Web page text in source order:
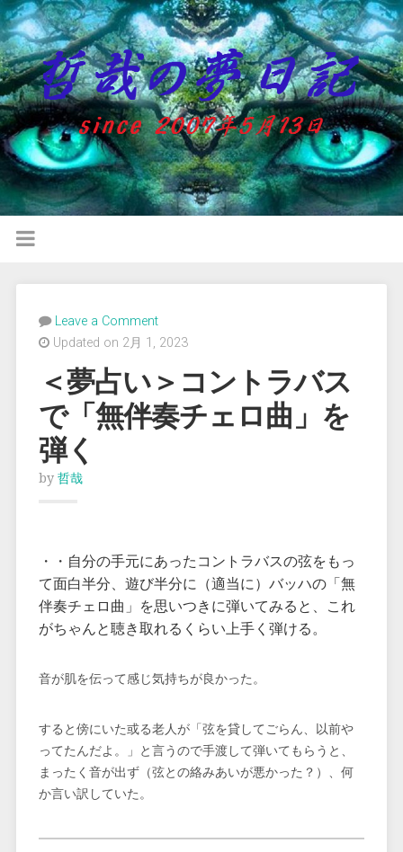
Leave a Comment
Updated on 2月 1, 2023
＜夢占い＞コントラバス
で「無伴奏チェロ曲」を
弾く
by 哲哉
・・自分の手元にあったコントラバスの弦をもっ
て面白半分、遊び半分に（適当に）バッハの「無
伴奏チェロ曲」を思いつきに弾いてみると、これ
がちゃんと聴き取れるくらい上手く弾ける。
音が肌を伝って感じ気持ちが良かった。
すると傍にいた或る老人が「弦を貸してごらん、以前や
ってたんだよ。」と言うので手渡して弾いてもらうと、
まったく音が出ず（弦との絡みあいが悪かった？）、何
か言い訳していた。